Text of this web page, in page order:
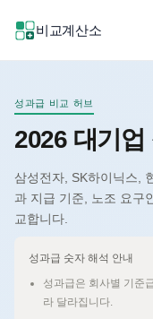
비교계산소
성과급 비교 허브
2026 대기
삼성전자, SK하이닉스,
과 지급 기준, 노조 요구
교합니다.
성과급 숫자 해석 안내
성과급은 회사별 기준
라 달라집니다.